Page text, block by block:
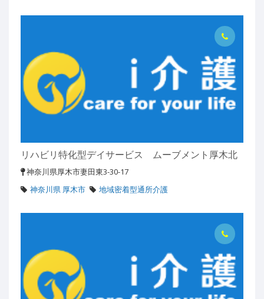
リハビリ特化型デイサービス ムーブメント厚木北
神奈川県厚木市妻田東3-30-17
神奈川県 厚木市
地域密着型通所介護